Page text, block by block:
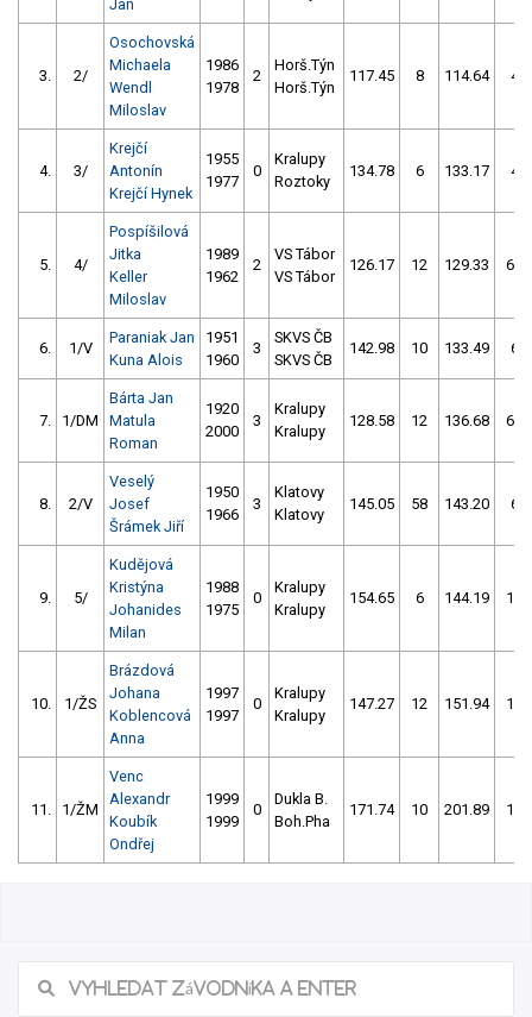
Jan
3. 2/
Osochovská
Michaela
Wendl
Miloslav
1986
1978
2
Horš.Týn
Horš.Týn
117.45 8 114.64 4
4. 3/
Krejčí
Antonín
Krejčí Hynek
1955
1977
0
Kralupy
Roztoky
134.78 6 133.17 4
5. 4/
Pospíšilová
Jitka
Keller
Miloslav
1989
1962
2
VS Tábor
VS Tábor
126.17 12 129.33 62
6. 1/V
Paraniak Jan
Kuna Alois
1951
1960
3
SKVS ČB
SKVS ČB
142.98 10 133.49 6
7. 1/DM
Bárta Jan
Matula
Roman
1920
2000
3
Kralupy
Kralupy
128.58 12 136.68 60
8. 2/V
Veselý
Josef
Šrámek Jiří
1950
1966
3
Klatovy
Klatovy
145.05 58 143.20 6
9. 5/
Kudějová
Kristýna
Johanides
Milan
1988
1975
0
Kralupy
Kralupy
154.65 6 144.19 10
10. 1/ŽS
Brázdová
Johana
Koblencová
Anna
1997
1997
0
Kralupy
Kralupy
147.27 12 151.94 10
11. 1/ŽM
Venc
Alexandr
Koubík
Ondřej
1999
1999
0
Dukla B.
Boh.Pha
171.74 10 201.89 16